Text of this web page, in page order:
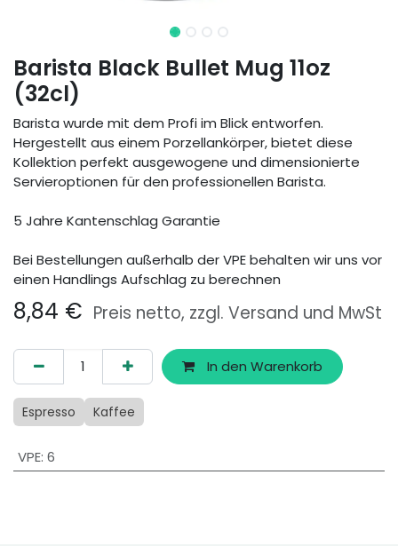
Barista Black Bullet Mug 11oz
(32cl)
Barista wurde mit dem Profi im Blick entworfen.
Hergestellt aus einem Porzellankörper, bietet diese
Kollektion perfekt ausgewogene und dimensionierte
Servieroptionen für den professionellen Barista.
5 Jahre Kantenschlag Garantie
Bei Bestellungen außerhalb der VPE behalten wir uns vor
einen Handlings Aufschlag zu berechnen
8,84 € Preis netto, zzgl. Versand und MwSt
In den Warenkorb
Espresso Kaffee
VPE: 6